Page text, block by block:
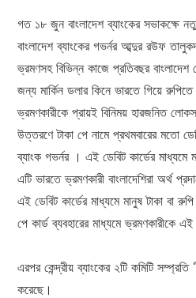
গত ১৮ জুন বাংলাদেশ ব্যাংকের সভাকক্ষে
বাংলাদেশ ব্যাংকের গভর্নর আব্দুর রউফ
ভ্রমণসহ বিভিন্ন কাজে প্রতিবছর
জন্য মার্কিন ডলার কিনে ভারতে গিয়ে
ভ্রমণকারীকে প্রায়ই বিনিময় হারজনিত
উত্তরণে টাকা পে নামে প্রথমবারের মতো
ব্যাংক গভর্নর । এই ডেবিট কার্ডের মাধ্যমে
এটি ভারতে ভ্রমণকারী বাংলাদেশিরা অর্থ
এই ডেবিট কার্ডের মাধ্যমে মানুষ টাকা বা
পে কার্ড ব্যবহারের মাধ্যমে ভ্রমণকারীকে
এরপর কেন্দ্রীয় ব্যাংকের ২টি কমিটি
করেছে।